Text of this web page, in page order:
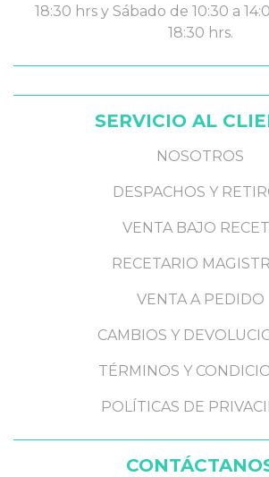
18:30 hrs y Sábado de 10:30 a
18:30 hrs.
SERVICIO AL
NOSOTROS
DESPACHOS Y
VENTA BAJO
RECETARIO
VENTA A PEDIDO
CAMBIOS Y
TÉRMINOS Y
POLÍTICAS DE